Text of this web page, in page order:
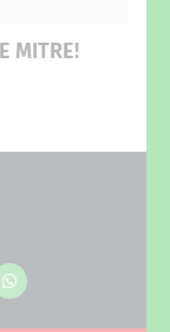
MITRE!